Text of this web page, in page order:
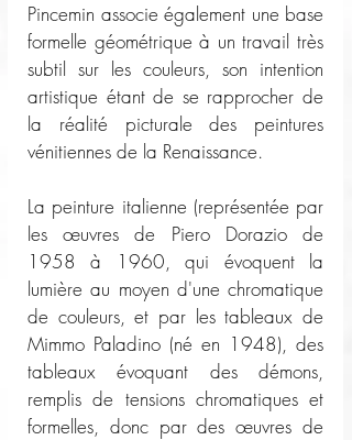
Pincemin associe également une base
formelle géométrique à un travail très
subtil sur les couleurs, son intention
artistique étant de se rapprocher de
la réalité picturale des peintures
vénitiennes de la Renaissance.
La peinture italienne (représentée par
les œuvres de Piero Dorazio de
1958 à 1960, qui évoquent la
lumière au moyen d'une chromatique
de couleurs, et par les tableaux de
Mimmo Paladino (né en 1948), des
tableaux évoquant des démons,
remplis de tensions chromatiques et
formelles, donc par des œuvres de